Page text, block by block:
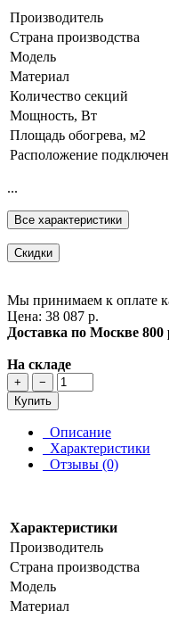
Производитель
Страна производства
Модель
Материал
Количество секций
Мощность, Вт
Площадь обогрева, м2
Расположение
...
Все характеристики
Скидки
Мы принимаем к оплате
Цена: 38 087 р.
Доставка по Москве 800
На складе
+
−
Купить
Описание
Характеристики
Отзывы (0)
Характеристики
Производитель
Страна производства
Модель
Материал